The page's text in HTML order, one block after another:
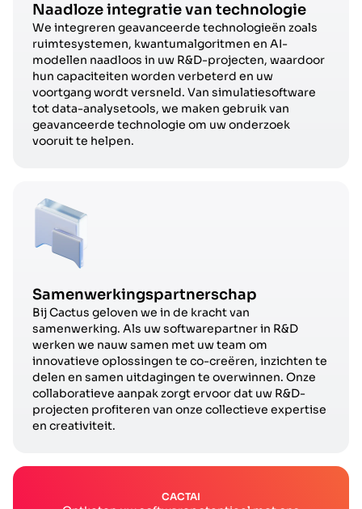
Naadloze integratie van technologie
We integreren geavanceerde technologieën zoals
ruimtesystemen, kwantumalgoritmen en AI-
modellen naadloos in uw R&D-projecten, waardoor
hun capaciteiten worden verbeterd en uw
voortgang wordt versneld. Van simulatiesoftware
tot data-analysetools, we maken gebruik van
geavanceerde technologie om uw onderzoek
vooruit te helpen.​
Samenwerkingspartnerschap
Bij Cactus geloven we in de kracht van
samenwerking. Als uw softwarepartner in R&D
werken we nauw samen met uw team om
innovatieve oplossingen te co-creëren, inzichten te
delen en samen uitdagingen te overwinnen. Onze
collaboratieve aanpak zorgt ervoor dat uw R&D-
projecten profiteren van onze collectieve expertise
en creativiteit.
CACTAI